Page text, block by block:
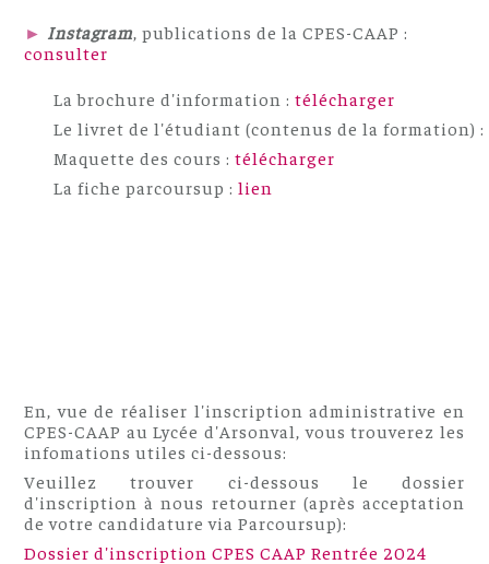
► Instagram , publications de la CPES-CAAP :
consulter
La brochure d'information :télécharger
Le livret de l'étudiant (contenus de la formation) :
Maquette des cours :télécharger
La fiche parcoursup :lien
En, vue de réaliser l'inscription administrative en
CPES-CAAP au Lycée d'Arsonval, vous trouverez les
infomations utiles ci-dessous:
Veuillez trouver ci-dessous le dossier
d'inscription à nous retourner (après acceptation
de votre candidature via Parcoursup):
Dossier d'inscription CPES CAAP Rentrée 2024